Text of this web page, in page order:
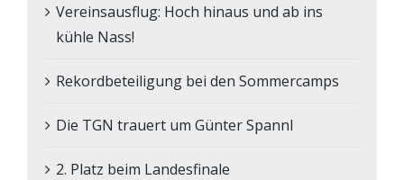
Vereinsausflug: Hoch hinaus und ab ins
kühle Nass!
Rekordbeteiligung bei den Sommercamps
Die TGN trauert um Günter Spannl
2. Platz beim Landesfinale